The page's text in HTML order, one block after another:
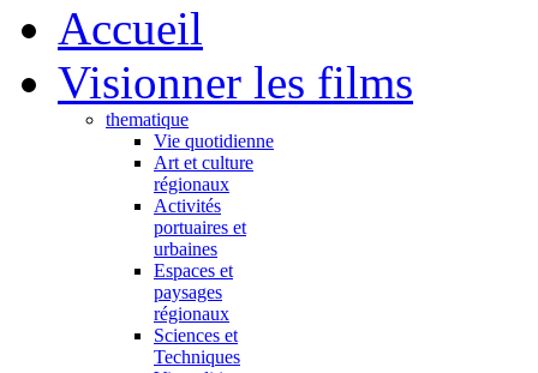
Accueil
Visionner les films
thematique
Vie quotidienne
Art et culture
régionaux
Activités
portuaires et
urbaines
Espaces et
paysages
régionaux
Sciences et
Techniques